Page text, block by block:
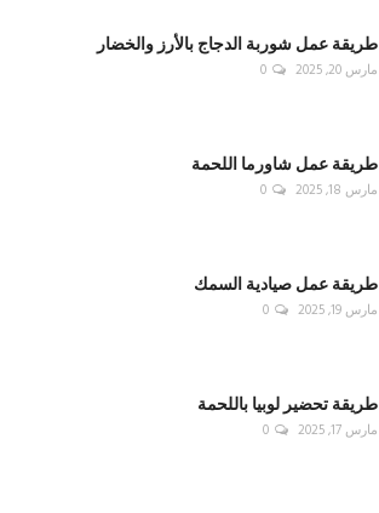
طريقة عمل شوربة الدجاج بالأرز والخضار
مارس 20, 2025 0
طريقة عمل شاورما اللحمة
مارس 18, 2025 0
طريقة عمل صيادية السمك
مارس 19, 2025 0
طريقة تحضير لوبيا باللحمة
مارس 17, 2025 0